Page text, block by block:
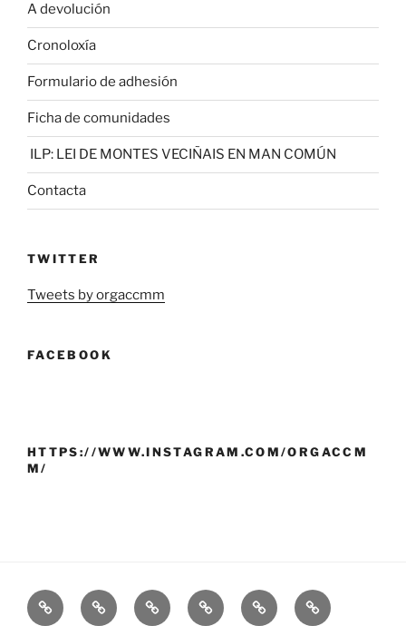
A devolución
Cronoloxía
Formulario de adhesión
Ficha de comunidades
ILP: LEI DE MONTES VECIÑAIS EN MAN COMÚN
Contacta
TWITTER
Tweets by orgaccmm
FACEBOOK
HTTPS://WWW.INSTAGRAM.COM/ORGACCM
M/
VIII
Monte As
A
A
Cronoloxía